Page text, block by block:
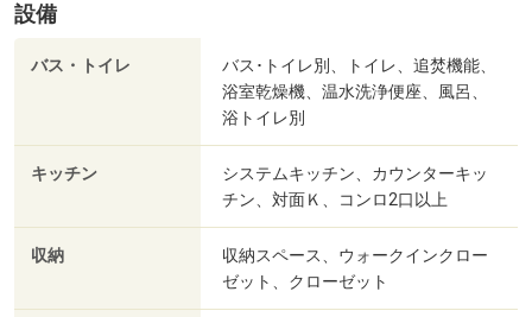
設備
バス・トイレ
バス･トイレ別、トイレ、追焚機能、
浴室乾燥機、温水洗浄便座、風呂、
浴トイレ別
キッチン
システムキッチン、カウンターキッ
チン、対面Ｋ、コンロ2口以上
収納
収納スペース、ウォークインクロー
ゼット、クローゼット